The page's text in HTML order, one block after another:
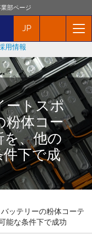
部ページ
トゥルメンツ
ン
JP
用情報
ートスポ
粉体コー
を、他の
下で成
ッテリーの粉体コーテ
能な条件下で成功